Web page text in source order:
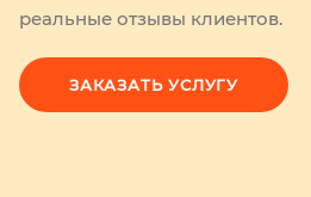
реальные отзывы клиентов.
ЗАКАЗАТЬ УСЛУГУ